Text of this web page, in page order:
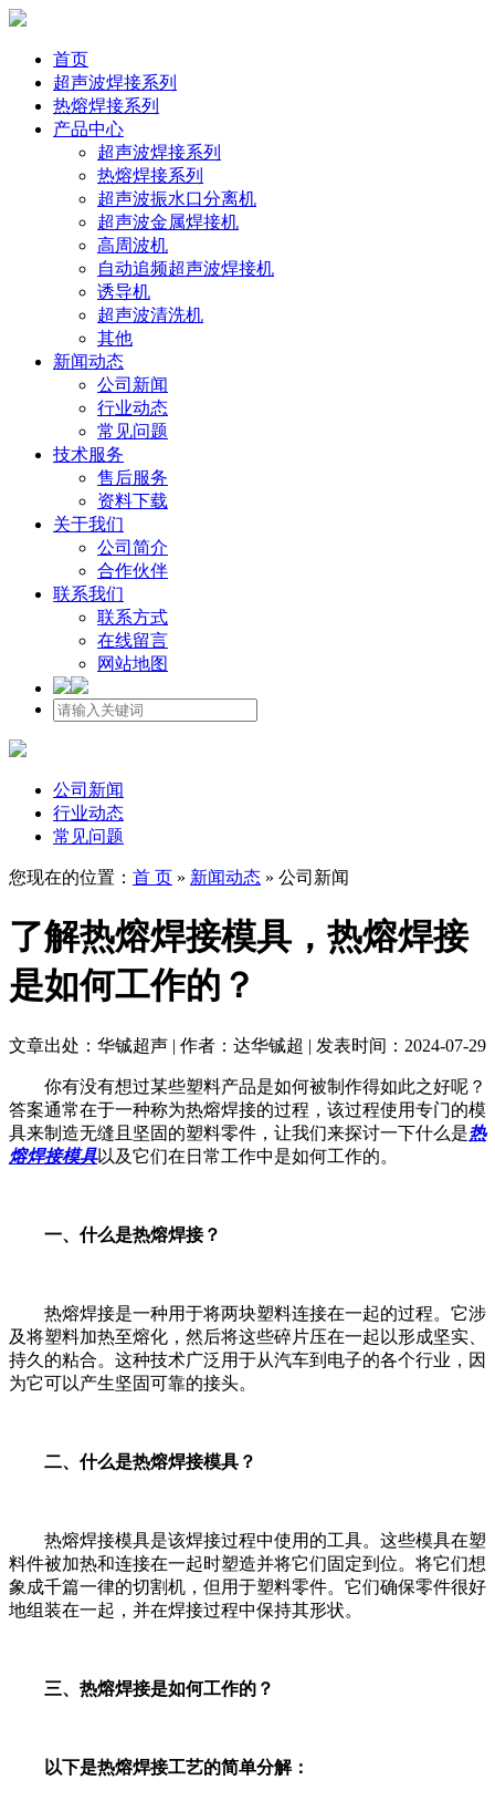
首页
超声波焊接系列
热熔焊接系列
产品中心
超声波焊接系列
热熔焊接系列
超声波振水口分离机
超声波金属焊接机
高周波机
自动追频超声波焊接机
诱导机
超声波清洗机
其他
新闻动态
公司新闻
行业动态
常见问题
技术服务
售后服务
资料下载
关于我们
公司简介
合作伙伴
联系我们
联系方式
在线留言
网站地图
公司新闻
行业动态
常见问题
您现在的位置： 首 页 » 新闻动态 » 公司新闻
了解热熔焊接模具，热熔焊接
是如何工作的？
文章出处：华铖超声 | 作者：达华铖超 | 发表时间：2024-07-29
你有没有想过某些塑料产品是如何被制作得如此之好呢？
答案通常在于一种称为热熔焊接的过程，该过程使用专门的模
具来制造无缝且坚固的塑料零件，让我们来探讨一下什么是热
熔焊接模具以及它们在日常工作中是如何工作的。
一、什么是热熔焊接？
热熔焊接是一种用于将两块塑料连接在一起的过程。它涉
及将塑料加热至熔化，然后将这些碎片压在一起以形成坚实、
持久的粘合。这种技术广泛用于从汽车到电子的各个行业，因
为它可以产生坚固可靠的接头。
二、什么是热熔焊接模具？
热熔焊接模具是该焊接过程中使用的工具。这些模具在塑
料件被加热和连接在一起时塑造并将它们固定到位。将它们想
象成千篇一律的切割机，但用于塑料零件。它们确保零件很好
地组装在一起，并在焊接过程中保持其形状。
三、热熔焊接是如何工作的？
以下是热熔焊接工艺的简单分解：